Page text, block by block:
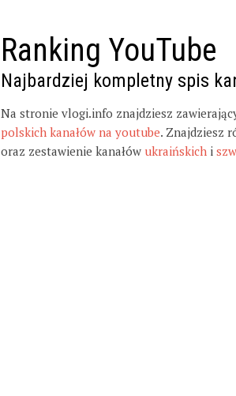
Ranking YouTube
Najbardziej kompletny spis
Na stronie vlogi.info znajdziesz
polskich kanałów na youtube. Znajdziesz
oraz zestawienie kanałów ukraińskich i